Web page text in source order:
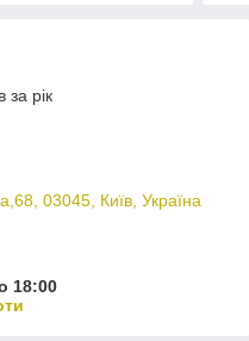
за рік
03045, Київ, Україна
18:00